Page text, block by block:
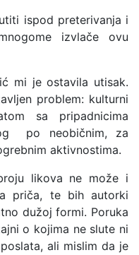
ispod preterivanja i
izvlače ovu
mi je ostavila utisak.
problem: kulturni
sa pripadnicima
po neobičnim, za
aktivnostima.
likova ne može i
priča, te bih autorki
dužoj formi. Poruka
o kojima ne slute ni
ali mislim da je